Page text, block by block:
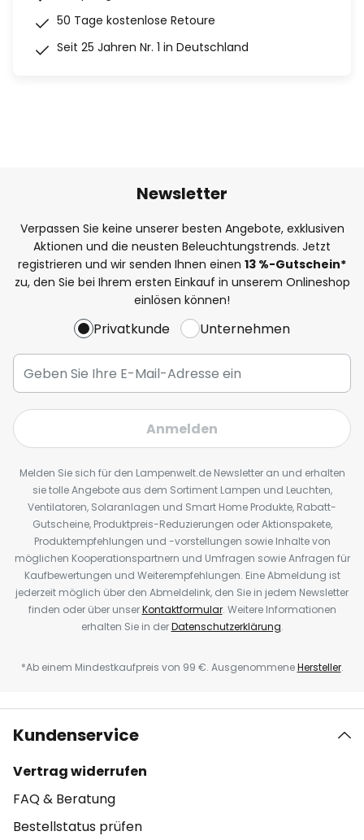
50 Tage kostenlose Retoure
Seit 25 Jahren Nr. 1 in Deutschland
Newsletter
Verpassen Sie keine unserer besten Angebote, exklusiven
Aktionen und die neusten Beleuchtungstrends. Jetzt
registrieren und wir senden Ihnen einen 13 %-Gutschein*
zu, den Sie bei Ihrem ersten Einkauf in unserem Onlineshop
einlösen können!
Privatkunde Unternehmen
Anmelden
Melden Sie sich für den Lampenwelt.de Newsletter an und erhalten
sie tolle Angebote aus dem Sortiment Lampen und Leuchten,
Ventilatoren, Solaranlagen und Smart Home Produkte, Rabatt-
Gutscheine, Produktpreis-Reduzierungen oder Aktionspakete,
Produktempfehlungen und -vorstellungen sowie Inhalte von
möglichen Kooperationspartnern und Umfragen sowie Anfragen für
Kaufbewertungen und Weiterempfehlungen. Eine Abmeldung ist
jederzeit möglich über den Abmeldelink, den Sie in jedem Newsletter
finden oder über unserKontaktformular. Weitere Informationen
erhalten Sie in derDatenschutzerklärung.
*Ab einem Mindestkaufpreis von 99 €. AusgenommeneHersteller.
Kundenservice
Vertrag widerrufen
FAQ & Beratung
Bestellstatus prüfen